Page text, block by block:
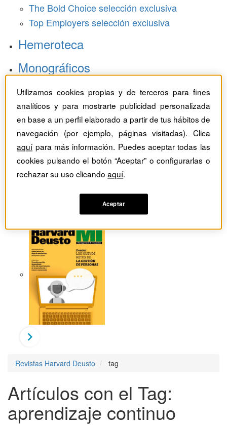
The Bold Choice selección exclusiva
Top Employers selección exclusiva
Hemeroteca
Monográficos
Dossieres
Revistas del mes
Revistas Harvard Deusto tag
Artículos con el Tag:
aprendizaje continuo
Utilizamos cookies propias y de terceros para fines
analíticos y para mostrarte publicidad personalizada
en base a un perfil elaborado a partir de tus hábitos de
navegación (por ejemplo, páginas visitadas). Clica
aquípara más información. Puedes aceptar todas las
cookies pulsando el botón “Aceptar” o configurarlas o
rechazar su uso clicandoaquí.
Aceptar